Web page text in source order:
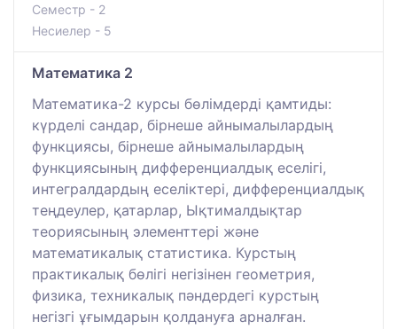
Семестр - 2
Несиелер - 5
Математика 2
Математика-2 курсы бөлімдерді қамтиды:
күрделі сандар, бірнеше айнымалылардың
функциясы, бірнеше айнымалылардың
функциясының дифференциалдық еселігі,
интегралдардың еселіктері, дифференциалдық
теңдеулер, қатарлар, Ықтималдықтар
теориясының элементтері және
математикалық статистика. Курстың
практикалық бөлігі негізінен геометрия,
физика, техникалық пәндердегі курстың
негізгі ұғымдарын қолдануға арналған.